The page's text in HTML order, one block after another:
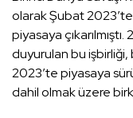
olarak Şubat
piyasaya
duyurulan bu işbirliği,
2023’te piyasaya
dahil olmak üzere